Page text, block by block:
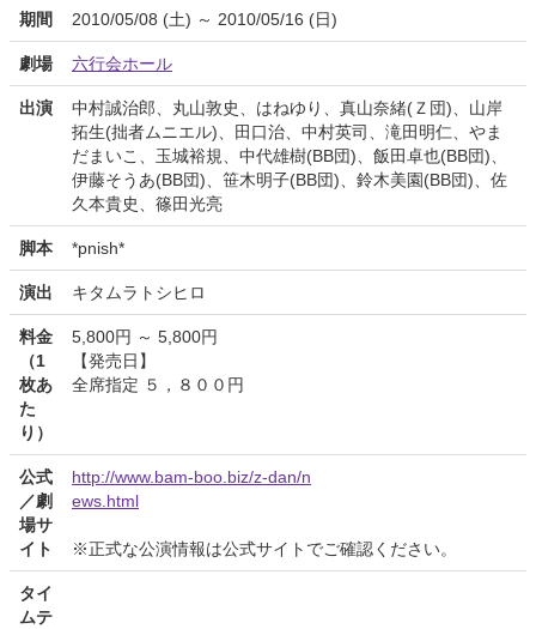
期間 2010/05/08 (土) ～ 2010/05/16 (日)
劇場 六行会ホール
出演
中村誠治郎、丸山敦史、はねゆり、真山奈緒(Ｚ団)、山岸
拓生(拙者ムニエル)、田口治、中村英司、滝田明仁、やま
だまいこ、玉城裕規、中代雄樹(BB団)、飯田卓也(BB団)、
伊藤そうあ(BB団)、笹木明子(BB団)、鈴木美園(BB団)、佐
久本貴史、篠田光亮
脚本 *pnish*
演出 キタムラトシヒロ
料金
（1
枚あ
た
り）
5,800円 ～ 5,800円
【発売日】
全席指定 ５，８００円
公式
／劇
場サ
イト
http://www.bam-boo.biz/z-dan/n
ews.html
※正式な公演情報は公式サイトでご確認ください。
タイ
ムテ